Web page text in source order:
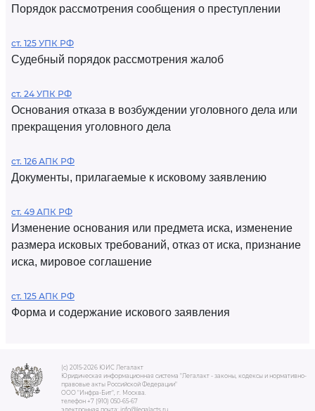
Порядок рассмотрения сообщения о преступлении
ст. 125 УПК РФ
Судебный порядок рассмотрения жалоб
ст. 24 УПК РФ
Основания отказа в возбуждении уголовного дела или
прекращения уголовного дела
ст. 126 АПК РФ
Документы, прилагаемые к исковому заявлению
ст. 49 АПК РФ
Изменение основания или предмета иска, изменение
размера исковых требований, отказ от иска, признание
иска, мировое соглашение
ст. 125 АПК РФ
Форма и содержание искового заявления
(c) 2015-2026 ЮИС Легалакт
Юридическая информационная система "Легалакт - законы, кодексы и нормативно-
правовые акты Российской Федерации"
ООО "Инфра-Бит", г. Москва.
телефон +7 (910) 050-65-67
электронная почта: info@legalacts.ru